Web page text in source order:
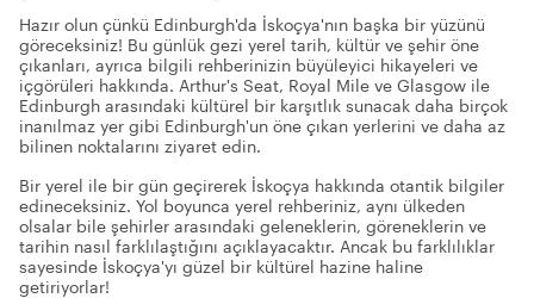
Hazır olun çünkü Edinburgh'da İskoçya'nın başka bir yüzünü
göreceksiniz! Bu günlük gezi yerel tarih, kültür ve şehir öne
çıkanları, ayrıca bilgili rehberinizin büyüleyici hikayeleri ve
içgörüleri hakkında. Arthur's Seat, Royal Mile ve Glasgow ile
Edinburgh arasındaki kültürel bir karşıtlık sunacak daha birçok
inanılmaz yer gibi Edinburgh'un öne çıkan yerlerini ve daha az
bilinen noktalarını ziyaret edin.
Bir yerel ile bir gün geçirerek İskoçya hakkında otantik bilgiler
edineceksiniz. Yol boyunca yerel rehberiniz, aynı ülkeden
olsalar bile şehirler arasındaki geleneklerin, göreneklerin ve
tarihin nasıl farklılaştığını açıklayacaktır. Ancak bu farklılıklar
sayesinde İskoçya'yı güzel bir kültürel hazine haline
getiriyorlar!